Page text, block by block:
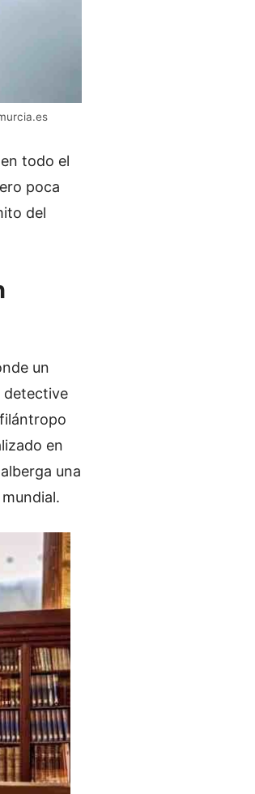
todo el
poca
del
un
detective
en
una